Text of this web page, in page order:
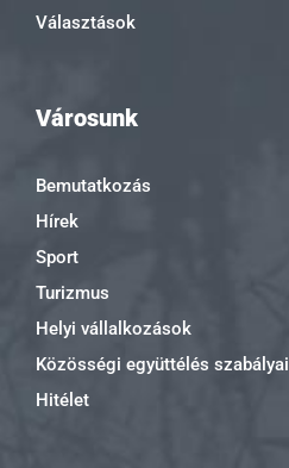
Választások
Városunk
Bemutatkozás
Hírek
Sport
Turizmus
Helyi vállalkozások
Közösségi együttélés szabályai
Hitélet